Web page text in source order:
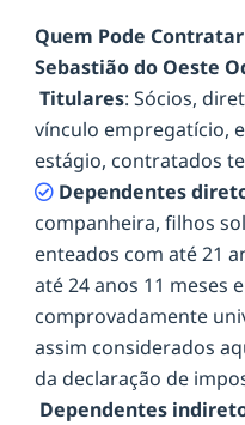
Quem Pode
Sebastião do Oeste
Titulares: Sócios,
vínculo empregatício,
estágio, contratados
Dependentes
companheira, filhos
enteados com até 21
até 24 anos 11 meses
comprovadamente
assim considerados
da declaração de
Dependentes